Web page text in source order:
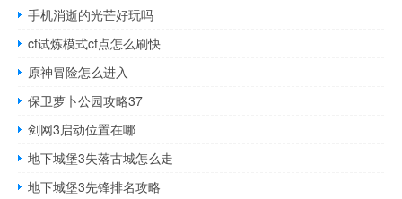
手机消逝的光芒好玩吗
cf试炼模式cf点怎么刷快
原神冒险怎么进入
保卫萝卜公园攻略37
剑网3启动位置在哪
地下城堡3失落古城怎么走
地下城堡3先锋排名攻略